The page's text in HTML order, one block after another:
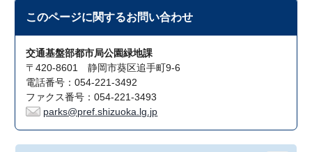
このページに関するお問い合わせ
交通基盤部都市局公園緑地課
〒420-8601 静岡市葵区追手町9-6
電話番号：054-221-3492
ファクス番号：054-221-3493
parks@pref.shizuoka.lg.jp